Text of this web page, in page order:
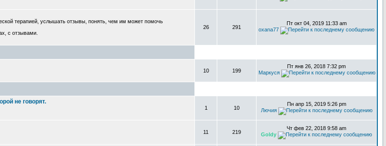
терапией, услышать отзывы, понять, чем им может помочь
с отзывами.
26 291
Пт окт 04, 2019 11:33 am
oxana77
10 199
Пт янв 26, 2018 7:32 pm
Маркуся
не говорят.
1 10
Пн апр 15, 2019 5:26 pm
Лючия
11 219
Чт фев 22, 2018 9:58 am
Goldy